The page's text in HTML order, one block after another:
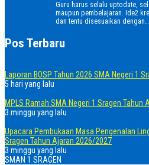
Guru harus selalu uptodate,
maupun pembelajaran. Ide2
dan tentu disesuaikan dengan…
Pos Terbaru
Laporan BOSP Tahun 2026 SMA Negeri 1
5 hari yang lalu
MPLS Ramah SMA Negeri 1 Sragen
3 minggu yang lalu
Upacara Pembukaan Masa Pengenalan
Sragen Tahun Ajaran 2026/2027
3 minggu yang lalu
SMAN 1 SRAGEN